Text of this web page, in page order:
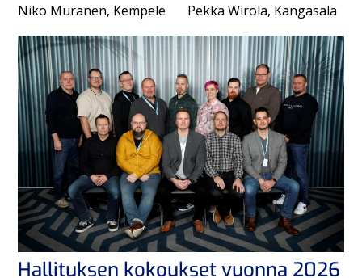
Niko Muranen, Kempele
Pekka Wirola, Kangasala
Hallituksen kokoukset vuonna 2026